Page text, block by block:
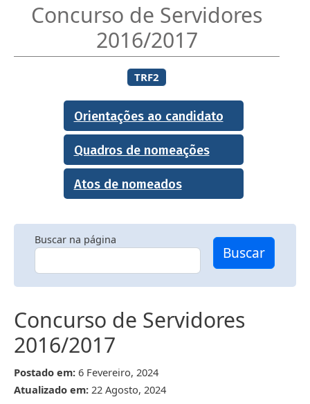
Concurso de Servidores
2016/2017
TRF2
Orientações ao candidato
Quadros de nomeações
Atos de nomeados
Buscar na página
Buscar
Concurso de Servidores
2016/2017
Postado em: 6 Fevereiro, 2024
Atualizado em: 22 Agosto, 2024